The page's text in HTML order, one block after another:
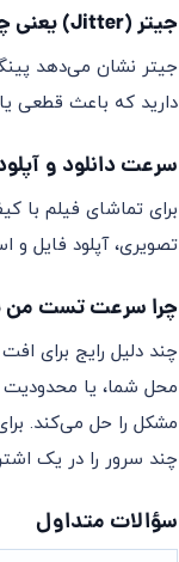
جیتر (Jitter) یعنی چه؟
دارید که باعث قطعی یا پرش
سرعت دانلود و
تصویری، آپلود فایل و استریم اهمیت دارد؛
چرا سرعت تست من
چند دلیل رایج برای
محل شما، یا محدودیت
مشکل را حل می‌کند.
چند سرور را در یک
سؤالات متداول